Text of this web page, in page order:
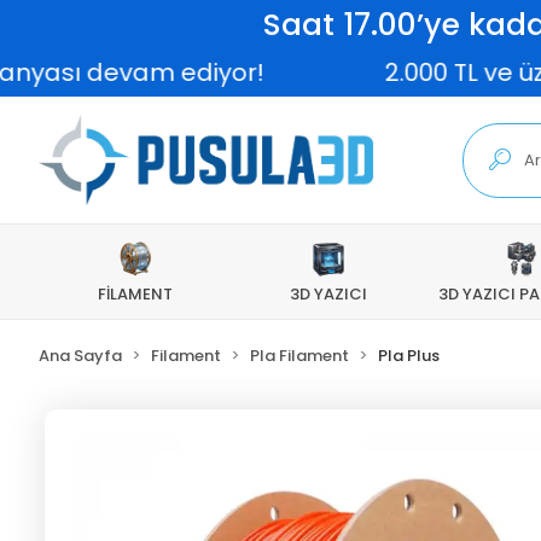
Saat 17.00’ye
ediyor! 2.000 TL ve üzeri
FİLAMENT 3D YAZICI 3D YAZICI
Ana Sayfa Filament Pla Filament Pla Plus